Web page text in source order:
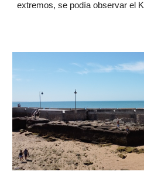
extremos, se podía observar el